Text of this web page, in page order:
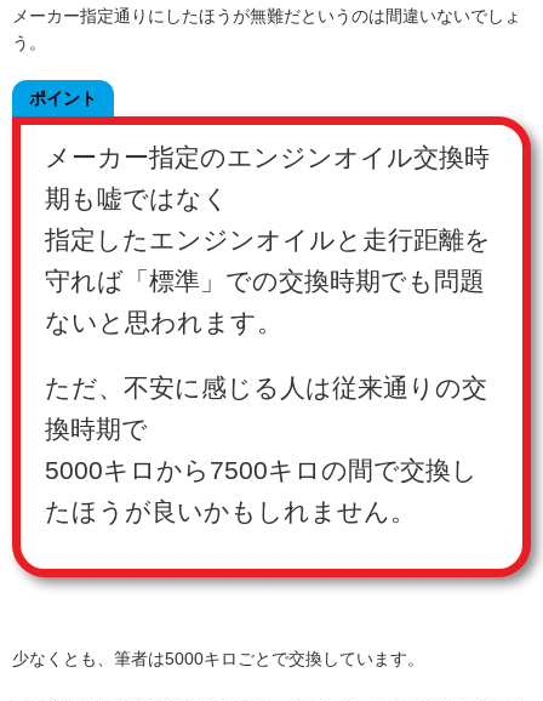
メーカー指定通りにしたほうが無難だというのは間違いないでしょ
う。
ポイント
メーカー指定のエンジンオイル交換時
期も嘘ではなく
指定したエンジンオイルと走行距離を
守れば「標準」での交換時期でも問題
ないと思われます。
ただ、不安に感じる人は従来通りの交
換時期で
5000キロから7500キロの間で交換し
たほうが良いかもしれません。
少なくとも、筆者は5000キロごとで交換しています。